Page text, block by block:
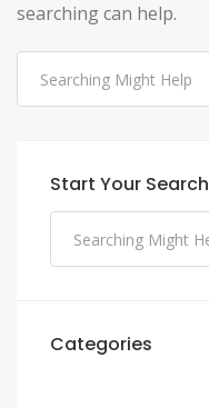
searching can help.
Start Your Search
Categories